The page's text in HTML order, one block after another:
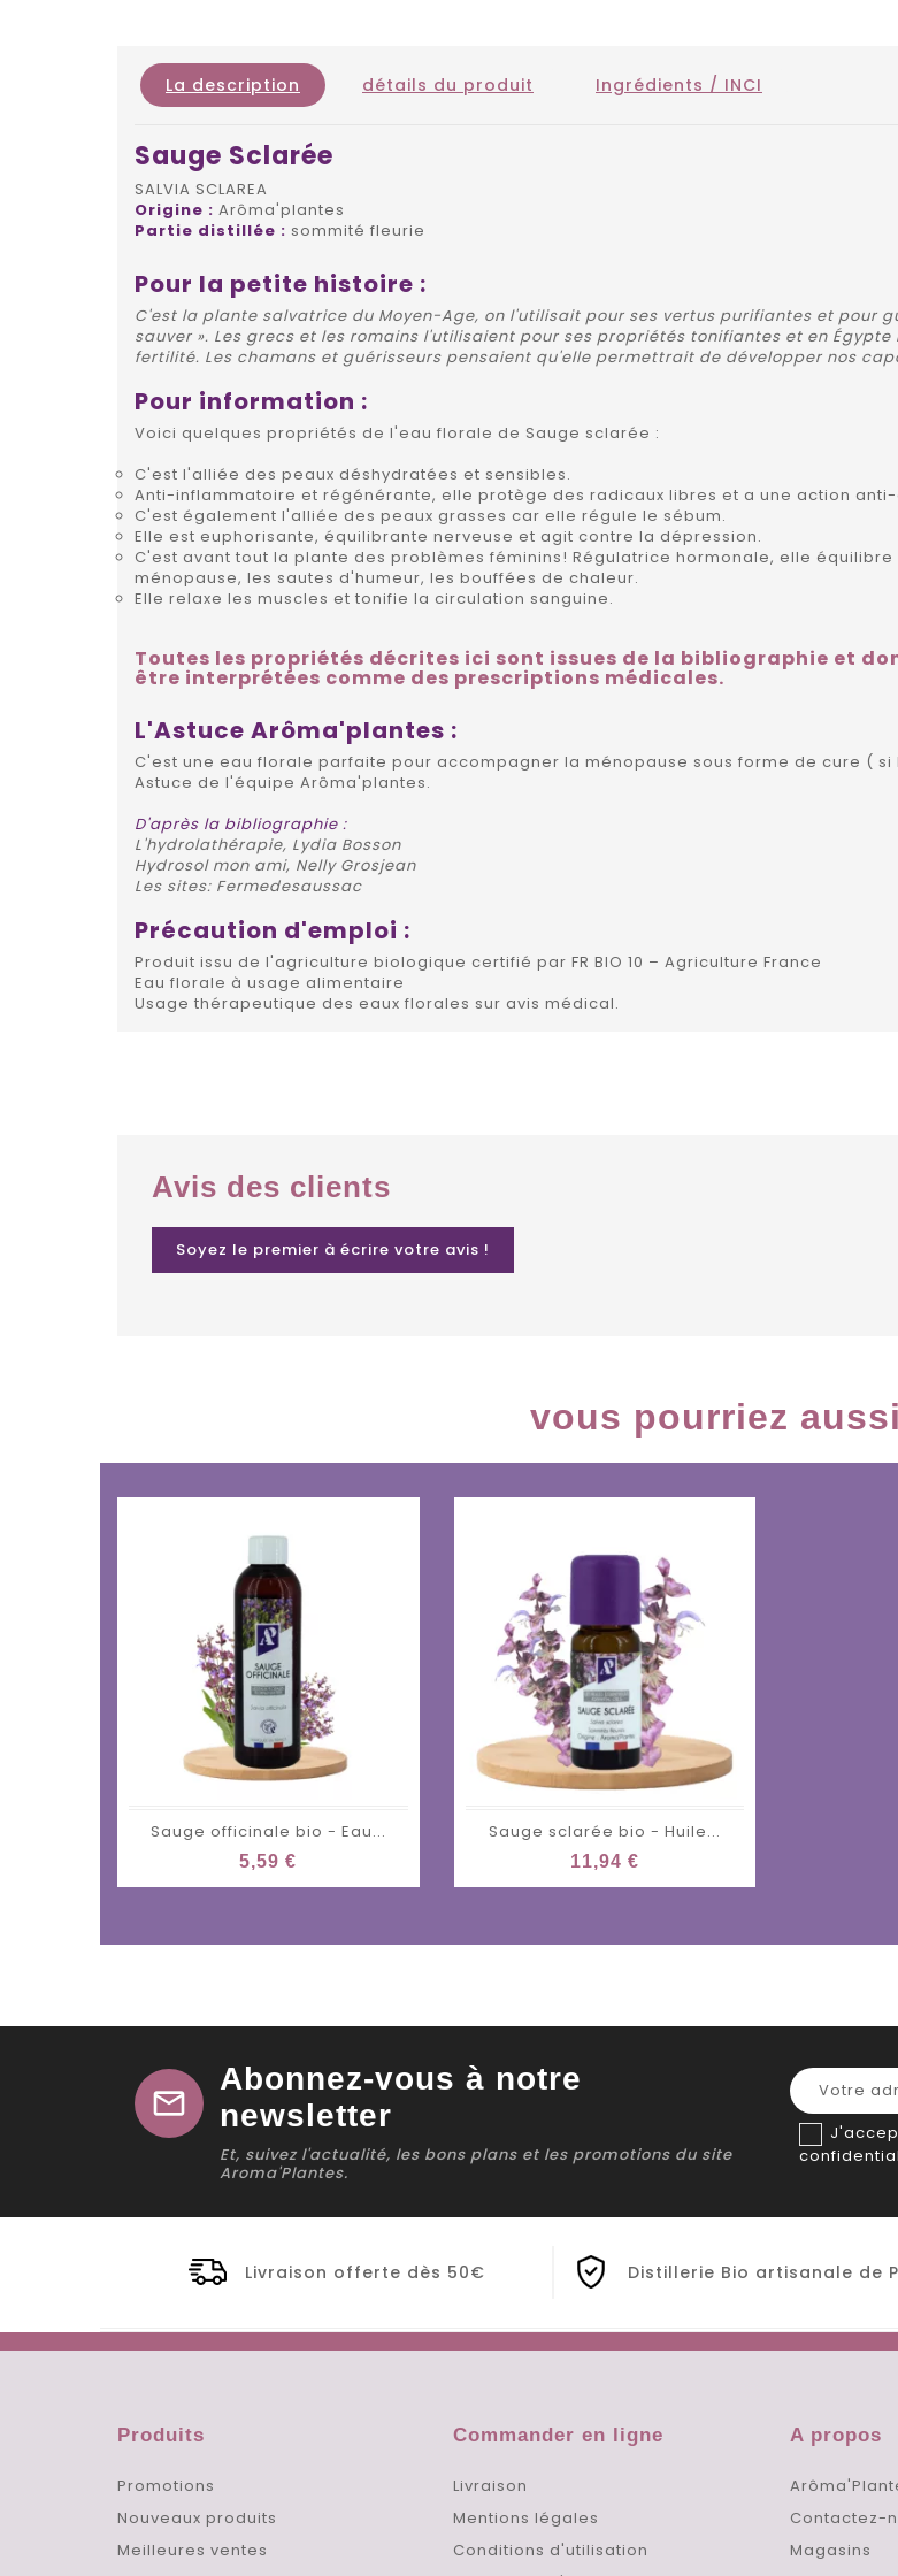
La description détails du produit Ingrédients / INCI
Sauge Sclarée
SALVIA SCLAREA
Origine : Arôma'plantes
Partie distillée : sommité fleurie
Pour la petite histoire :
C'est la plante salvatrice du Moyen-Age, on l'utilisait pour ses vertus purifiantes et pour
sauver ». Les grecs et les romains l'utilisaient pour ses propriétés tonifiantes et en
fertilité. Les chamans et guérisseurs pensaient qu'elle permettrait de développer nos
Pour information :
Voici quelques propriétés de l'eau florale de Sauge sclarée :
C'est l'alliée des peaux déshydratées et sensibles.
Anti-inflammatoire et régénérante, elle protège des radicaux libres et a une action
C'est également l'alliée des peaux grasses car elle régule le sébum.
Elle est euphorisante, équilibrante nerveuse et agit contre la dépression.
C'est avant tout la plante des problèmes féminins! Régulatrice hormonale, elle
ménopause, les sautes d'humeur, les bouffées de chaleur.
Elle relaxe les muscles et tonifie la circulation sanguine.
Toutes les propriétés décrites ici sont issues de la bibliographie et
être interprétées comme des prescriptions médicales.
L'Astuce Arôma'plantes :
C'est une eau florale parfaite pour accompagner la ménopause sous forme de cure (
Astuce de l'équipe Arôma'plantes.
D'après la bibliographie :
L'hydrolathérapie, Lydia Bosson
Hydrosol mon ami, Nelly Grosjean
Les sites: Fermedesaussac
Précaution d'emploi :
Produit issu de l'agriculture biologique certifié par FR BIO 10 – Agriculture France
Eau florale à usage alimentaire
Usage thérapeutique des eaux florales sur avis médical.
Avis des clients
Soyez le premier à écrire votre avis !
vous pourriez
Sauge officinale bio - Eau...
5,59 €
Sauge sclarée bio - Huile...
11,94 €
mail
Abonnez-vous à notre
newsletter
Et, suivez l'actualité, les bons plans et les promotions du site
Aroma'Plantes.
Livraison offerte dès 50€ Distillerie Bio artisanale de
Produits
Promotions
Nouveaux produits
Meilleures ventes
Commander en ligne
Livraison
Mentions légales
Conditions d'utilisation
A propos
Contactez-
Magasins